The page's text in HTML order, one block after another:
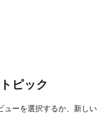
ピック
ューを選択するか、新しい